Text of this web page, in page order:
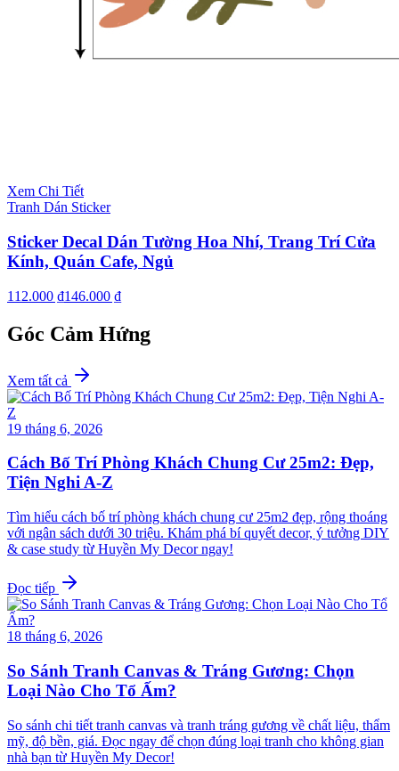
Xem Chi Tiết
Tranh Dán Sticker
Sticker Decal Dán Tường Hoa Nhí, Trang Trí Cửa
Kính, Quán Cafe, Ngủ
112.000 ₫146.000 ₫
Góc Cảm Hứng
Xem tất cả
19 tháng 6, 2026
Cách Bố Trí Phòng Khách Chung Cư 25m2: Đẹp,
Tiện Nghi A-Z
Tìm hiểu cách bố trí phòng khách chung cư 25m2 đẹp, rộng thoáng
với ngân sách dưới 30 triệu. Khám phá bí quyết decor, ý tưởng DIY
& case study từ Huyền My Decor ngay!
Đọc tiếp
18 tháng 6, 2026
So Sánh Tranh Canvas & Tráng Gương: Chọn
Loại Nào Cho Tổ Ấm?
So sánh chi tiết tranh canvas và tranh tráng gương về chất liệu, thẩm
mỹ, độ bền, giá. Đọc ngay để chọn đúng loại tranh cho không gian
nhà bạn từ Huyền My Decor!